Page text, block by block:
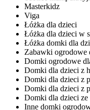
Masterkidz
Viga
Łóżka dla dzieci
Łóżka dla dzieci w
Łóżka domki dla
Zabawki ogrodowe
Domki ogrodowe
Domki dla dzieci z
Domki dla dzieci z
Domki dla dzieci z
Domki dla dzieci ze
Inne domki